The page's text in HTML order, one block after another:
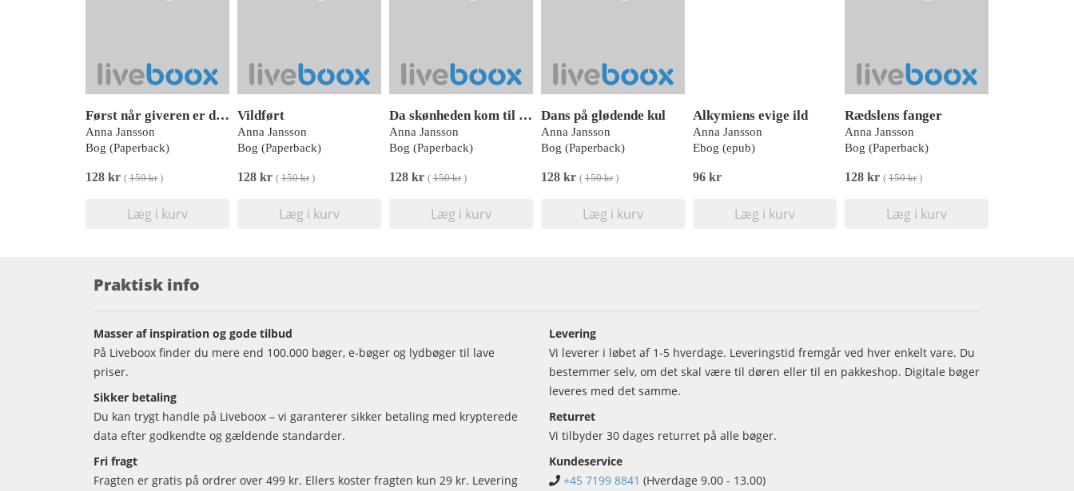
Først når giveren er død
Anna Jansson
Bog (Paperback)
128 kr ( 150 kr)
Læg i kurv
Vildført
Anna Jansson
Bog (Paperback)
128 kr ( 150 kr)
Læg i kurv
Da skønheden kom til bro
Anna Jansson
Bog (Paperback)
128 kr ( 150 kr)
Læg i kurv
Dans på glødende kul
Anna Jansson
Bog (Paperback)
128 kr ( 150 kr)
Læg i kurv
Alkymiens evige ild
Anna Jansson
Ebog (epub)
96 kr
Læg i kurv
Rædslens fanger
Anna Jansson
Bog (Paperback)
128 kr ( 150 kr)
Læg i kurv
Praktisk info
Masser af inspiration og gode tilbud
På Liveboox finder du mere end 100.000 bøger, e-bøger og lydbøger til lave
priser.
Sikker betaling
Du kan trygt handle på Liveboox – vi garanterer sikker betaling med krypterede
data efter godkendte og gældende standarder.
Fri fragt
Fragten er gratis på ordrer over 499 kr. Ellers koster fragten kun 29 kr. Levering
Levering
Vi leverer i løbet af 1-5 hverdage. Leveringstid fremgår ved hver enkelt vare. Du
bestemmer selv, om det skal være til døren eller til en pakkeshop. Digitale bøger
leveres med det samme.
Returret
Vi tilbyder 30 dages returret på alle bøger.
Kundeservice
+45 7199 8841 (Hverdage 9.00 - 13.00)